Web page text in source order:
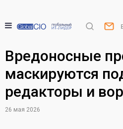
Вредоносные
маскируются
редакторы и
26 мая 2026